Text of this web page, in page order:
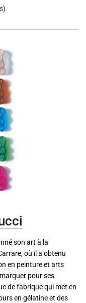
son art à la
où il a obtenu
en peinture et arts
pour ses
de fabrique qui met en
en gélatine et des